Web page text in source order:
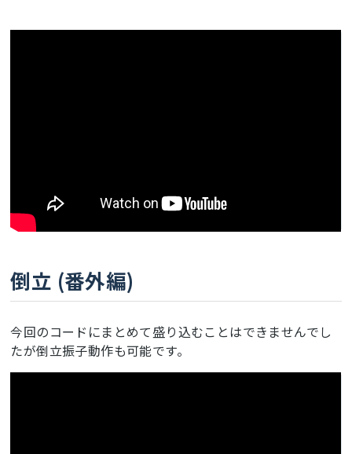
倒立 (番外編)
今回のコードにまとめて盛り込むことはできませんでし
たが倒立振子動作も可能です。